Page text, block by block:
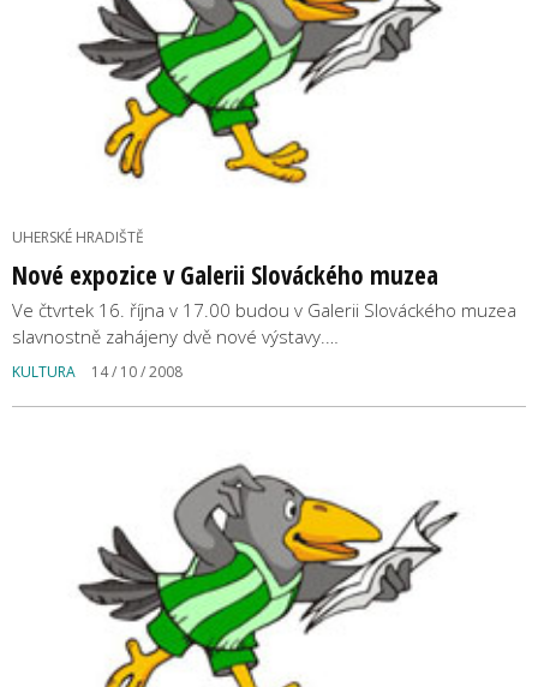
UHERSKÉ HRADIŠTĚ
Nové expozice v Galerii Slováckého muzea
Ve čtvrtek 16. října v 17.00 budou v Galerii Slováckého muzea
slavnostně zahájeny dvě nové výstavy.…
KULTURA 14 / 10 / 2008